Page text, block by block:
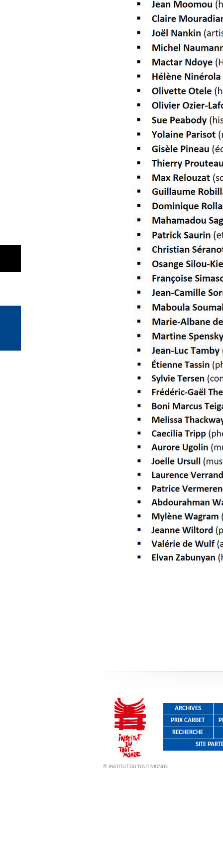
© INSTITUT DU TOUT-MONDE
ARCHIVES
PRIX CARBET
SITE
RECHERCHE